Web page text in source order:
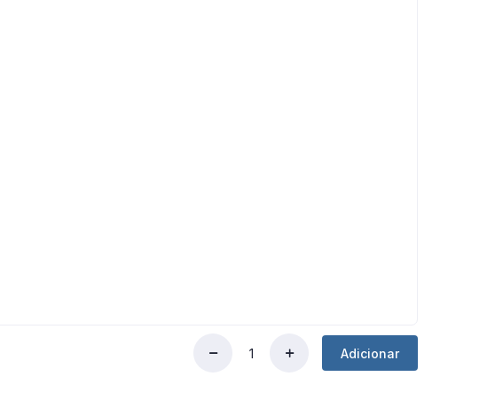
Adicionar